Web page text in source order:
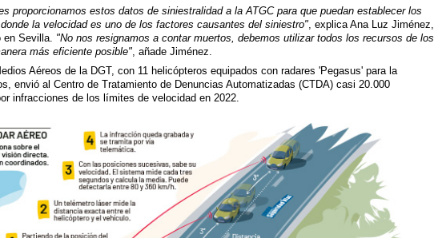
proporcionamos estos datos de siniestralidad a la ATGC para que puedan establecer los
la velocidad es uno de los factores causantes del siniestro", explica Ana Luz Jiménez,
en Sevilla. "No nos resignamos a contar muertos, debemos utilizar todos los recursos de los
más eficiente posible", añade Jiménez.
Aéreos de la DGT, con 11 helicópteros equipados con radares 'Pegasus' para la
envió al Centro de Tratamiento de Denuncias Automatizadas (CTDA) casi 20.000
infracciones de los límites de velocidad en 2022.